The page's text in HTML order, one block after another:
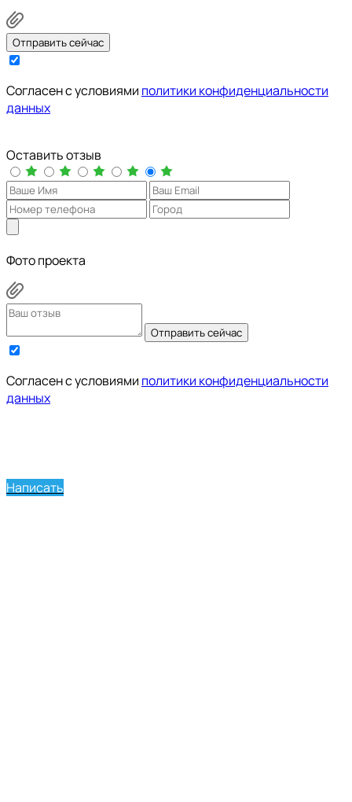
Отправить сейчас
Cогласен с условиями политики конфиденциальности
данных
Оставить отзыв
Фото проекта
Отправить сейчас
Cогласен с условиями политики конфиденциальности
данных
Написать